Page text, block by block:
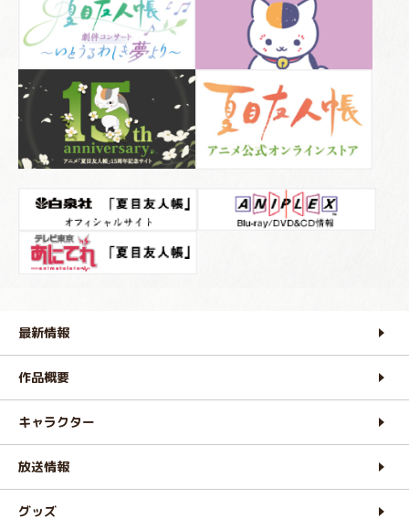
最新情報
作品概要
キャラクター
放送情報
グッズ